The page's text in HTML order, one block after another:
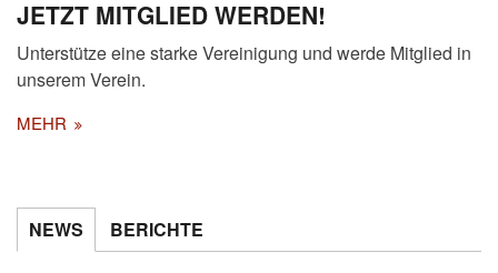
JETZT MITGLIED WERDEN!
Unterstütze eine starke Vereinigung und werde Mitglied in
unserem Verein.
MEHR
NEWS BERICHTE